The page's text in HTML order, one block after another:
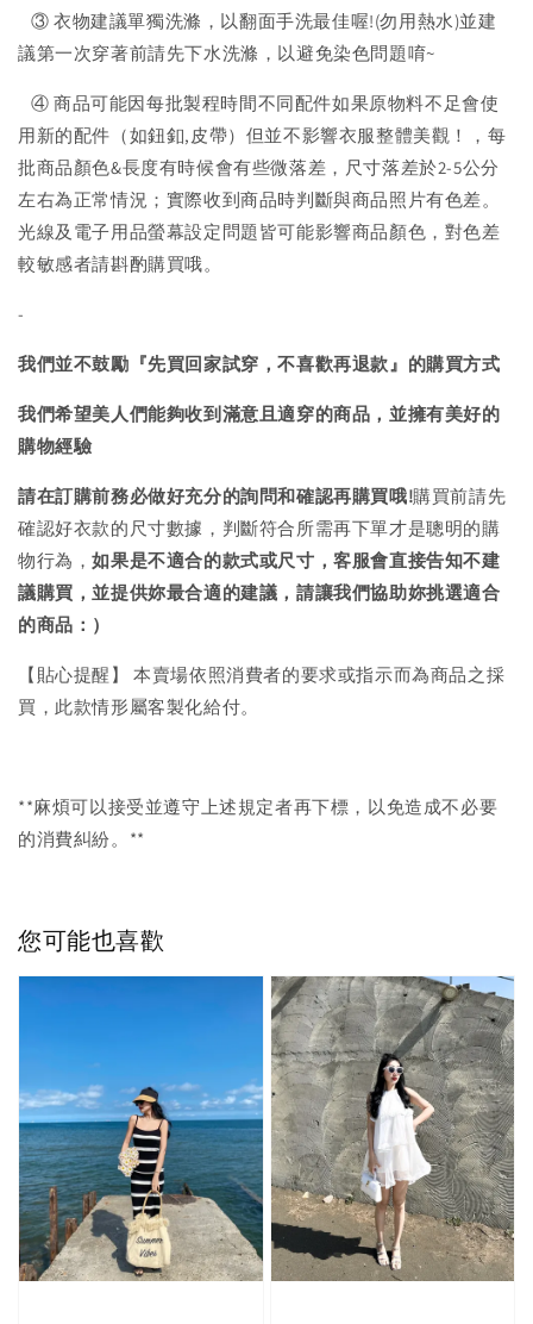
③ 衣物建議單獨洗滌，以翻面手洗最佳喔!(勿用熱水)並建
議第一次穿著前請先下水洗滌，以避免染色問題唷~
④ 商品可能因每批製程時間不同配件如果原物料不足會使
用新的配件（如鈕釦,皮帶）但並不影響衣服整體美觀！，每
批商品顏色&長度有時候會有些微落差，尺寸落差於2-5公分
左右為正常情況；實際收到商品時判斷與商品照片有色差。
光線及電子用品螢幕設定問題皆可能影響商品顏色，對色差
較敏感者請斟酌購買哦。
-
我們並不鼓勵『先買回家試穿，不喜歡再退款』的購買方式
我們希望美人們能夠收到滿意且適穿的商品，並擁有美好的
購物經驗
請在訂購前務必做好充分的詢問和確認再購買哦!購買前請先
確認好衣款的尺寸數據，判斷符合所需再下單才是聰明的購
物行為，如果是不適合的款式或尺寸，客服會直接告知不建
議購買，並提供妳最合適的建議，請讓我們協助妳挑選適合
的商品：）
【貼心提醒】 本賣場依照消費者的要求或指示而為商品之採
買，此款情形屬客製化給付。
**麻煩可以接受並遵守上述規定者再下標，以免造成不必要
的消費糾紛。**
您可能也喜歡